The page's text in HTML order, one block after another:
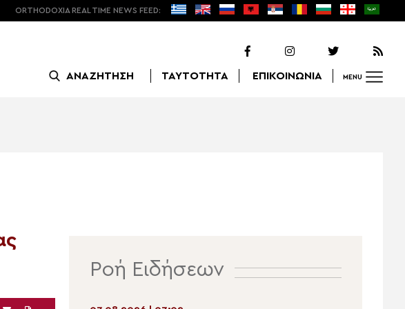
ORTHODOXIA REAL TIME NEWS FEED:
ΑΝΑΖΗΤΗΣΗ ΤΑΥΤΟΤΗΤΑ ΕΠΙΚΟΙΝΩΝΙΑ MENU
Ροή Ειδήσεων